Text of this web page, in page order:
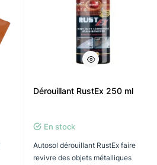
Dérouillant RustEx 250 ml
En stock
Autosol dérouillant RustEx faire
revivre des objets métalliques